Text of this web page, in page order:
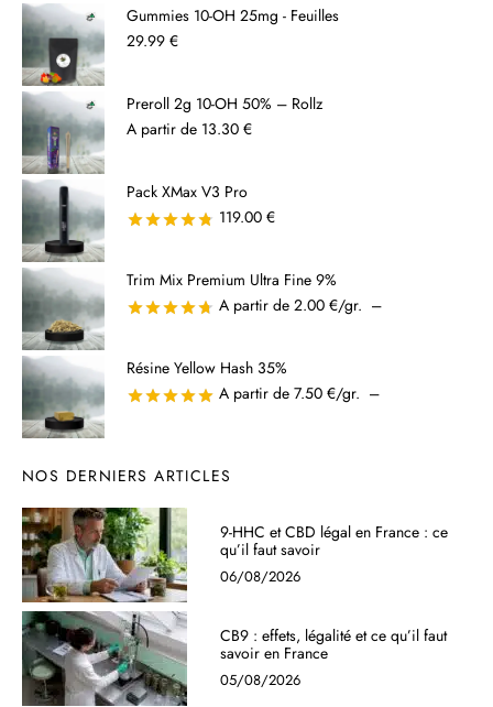
Gummies 10-OH 25mg - Feuilles
29.99 €
Preroll 2g 10-OH 50% – Rollz
A partir de 13.30 €
Pack XMax V3 Pro
Notesur 5
119.00 €
Trim Mix Premium Ultra Fine 9%
Notesur 5
A partir de 2.00 €/gr. –
Résine Yellow Hash 35%
Notesur 5
A partir de 7.50 €/gr. –
NOS DERNIERS ARTICLES
9-HHC et CBD légal en France : ce
qu’il faut savoir
06/08/2026
CB9 : effets, légalité et ce qu’il faut
savoir en France
05/08/2026